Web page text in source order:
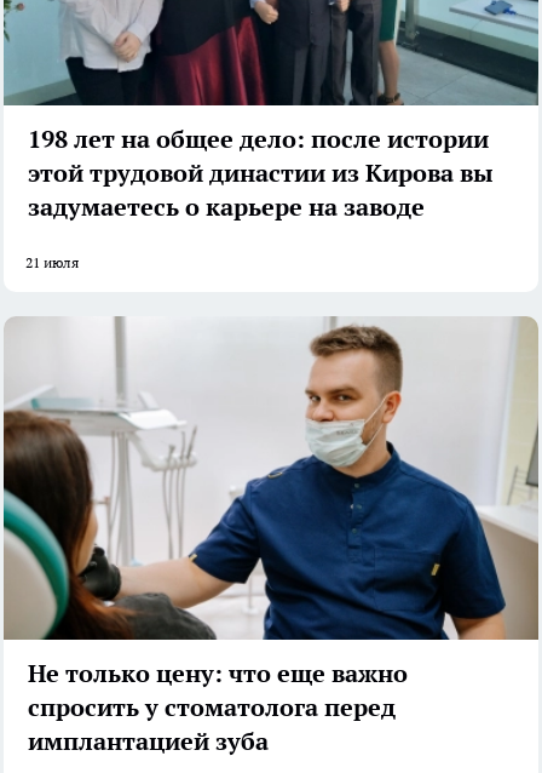
198 лет на общее дело: после истории
этой трудовой династии из Кирова вы
задумаетесь о карьере на заводе
21 июля
Не только цену: что еще важно
спросить у стоматолога перед
имплантацией зуба